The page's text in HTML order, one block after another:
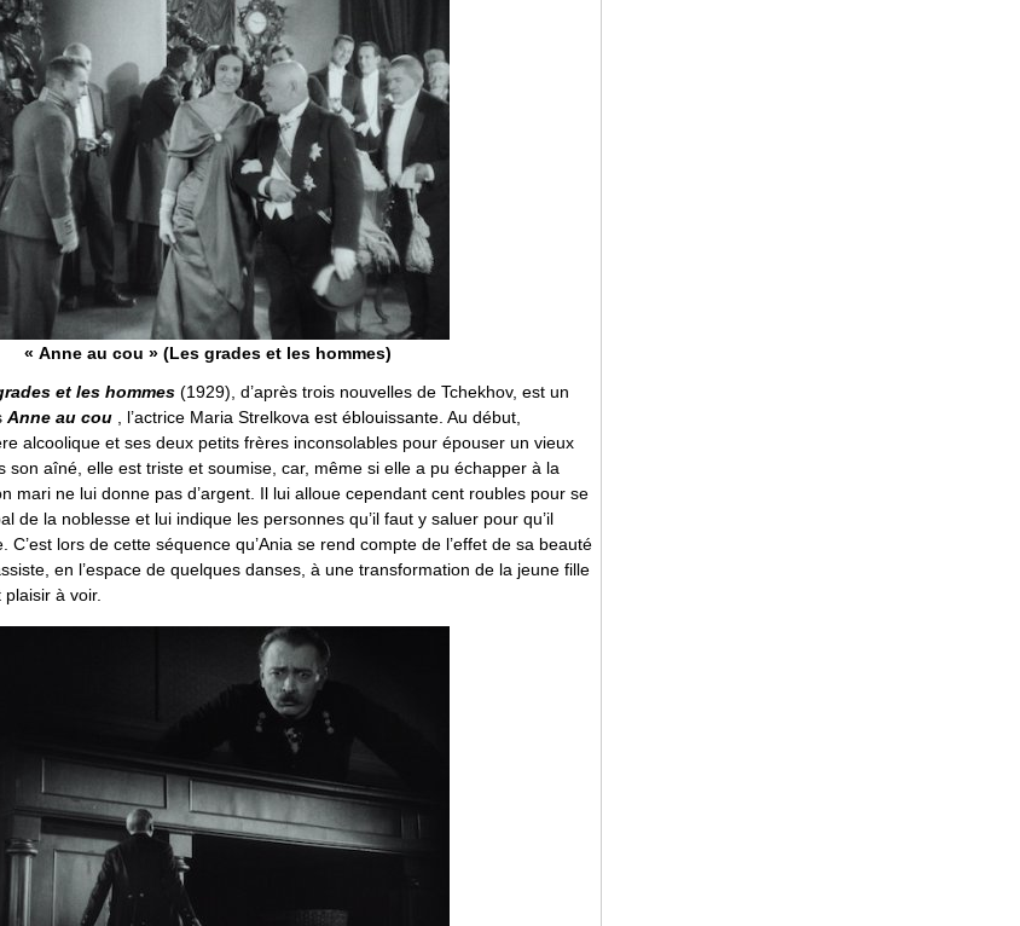
« Anne au cou » (Les grades et les hommes)
et les hommes (1929), d’après trois nouvelles de Tchekhov, est un
Anne au cou
, l’actrice Maria Strelkova est éblouissante. Au début,
alcoolique et ses deux petits frères inconsolables pour épouser un vieux
son aîné, elle est triste et soumise, car, même si elle a pu échapper à la
mari ne lui donne pas d’argent. Il lui alloue cependant cent roubles pour se
de la noblesse et lui indique les personnes qu’il faut y saluer pour qu’il
C’est lors de cette séquence qu’Ania se rend compte de l’effet de sa beauté
en l’espace de quelques danses, à une transformation de la jeune fille
à voir.